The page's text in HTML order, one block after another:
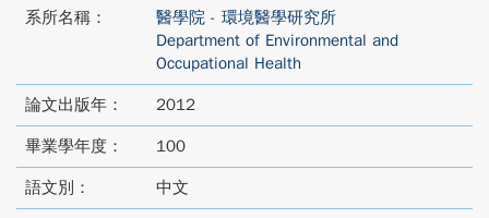
系所名稱：
醫學院 - 環境醫學研究所
Department of Environmental and
Occupational Health
論文出版年： 2012
畢業學年度： 100
語文別： 中文